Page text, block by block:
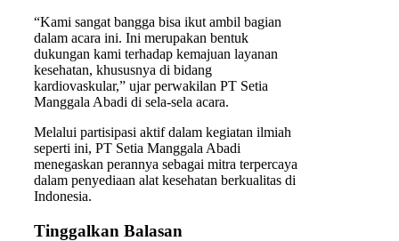
“Kami sangat bangga bisa ikut ambil bagian
dalam acara ini. Ini merupakan bentuk
dukungan kami terhadap kemajuan layanan
kesehatan, khususnya di bidang
kardiovaskular,” ujar perwakilan PT Setia
Manggala Abadi di sela-sela acara.
Melalui partisipasi aktif dalam kegiatan ilmiah
seperti ini, PT Setia Manggala Abadi
menegaskan perannya sebagai mitra terpercaya
dalam penyediaan alat kesehatan berkualitas di
Indonesia.
Tinggalkan Balasan